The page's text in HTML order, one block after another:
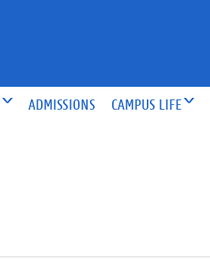
ADMISSIONS CAMPUS LIFE